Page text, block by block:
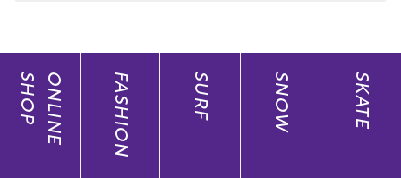
ONLINE
SHOP FASHION SURF SNOW SKATE